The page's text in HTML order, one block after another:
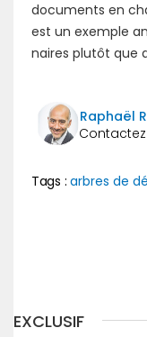
documents en
est un exemple
naires plutôt que
Raphaël
Tags : arbres de
EXCLUSIF